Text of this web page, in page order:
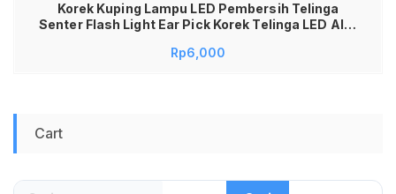
Korek Kuping Lampu LED Pembersih Telinga
Senter Flash Light Ear Pick Korek Telinga LED Alat
Bayi Dewasa Aman Higienis Alat Pembersih
Rp6,000
Cart
Cari